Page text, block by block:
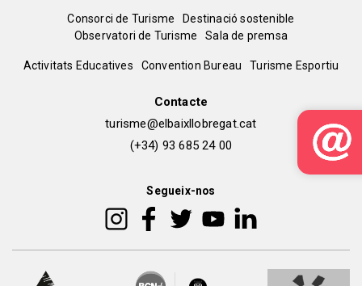
Menú
del
Consorci de Turisme
Destinació sostenible
Observatori de Turisme
Sala de premsa
Peu
Activitats Educatives Convention Bureau Turisme Esportiu
Contacte
turisme@elbaixllobregat.cat
(+34) 93 685 24 00
Segueix-nos